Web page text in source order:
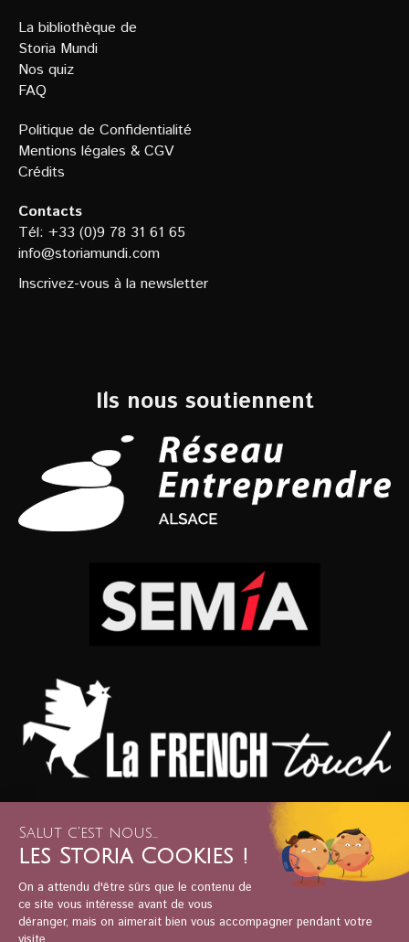
La bibliothèque de
Storia Mundi
Nos quiz
FAQ
Politique de Confidentialité
Mentions légales & CGV
Crédits
Contacts
Tél: +33 (0)9 78 31 61 65
info@storiamundi.com
Inscrivez-vous à la newsletter
Ils nous soutiennent